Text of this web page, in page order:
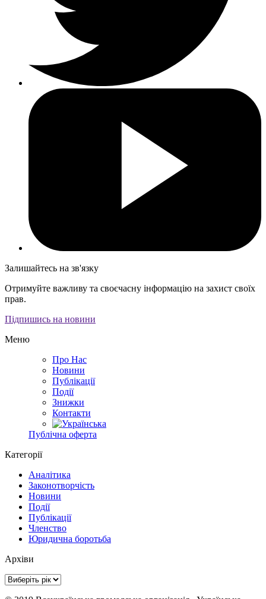
Залишайтесь на зв'язку
Отримуйте важливу та своєчасну інформацію на захист своїх
прав.
Підпишись на новини
Меню
Про Нас
Новини
Публікації
Події
Знижки
Контакти
Публічна оферта
Категорії
Аналітика
Законотворчість
Новини
Події
Публікації
Членство
Юридична боротьба
Архіви